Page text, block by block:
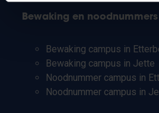
Bewaking en noodnummers
Bewaking campus in
Bewaking campus in Jette
Noodnummer campus in
Noodnummer campus in